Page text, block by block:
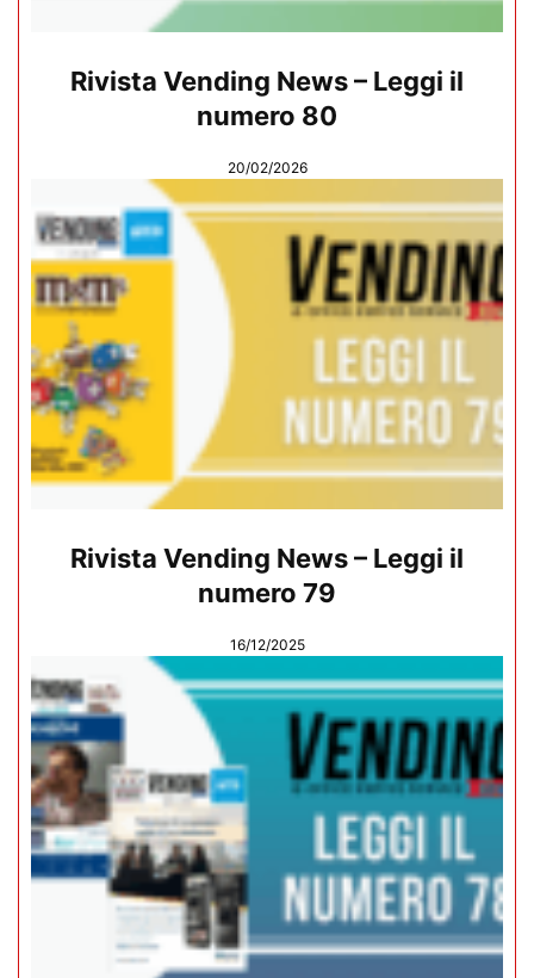
Rivista Vending News – Leggi il
numero 80
20/02/2026
Rivista Vending News – Leggi il
numero 79
16/12/2025